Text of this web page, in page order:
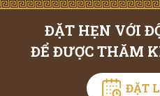
ĐẶT HẸN VỚI
ĐỂ ĐƯỢC THĂM
ĐẶT